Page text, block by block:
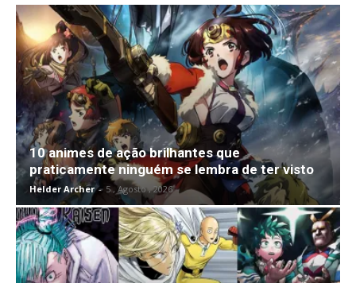
10 animes de ação brilhantes que
praticamente ninguém se lembra de ter visto
Helder Archer - 5 , Agosto , 2026